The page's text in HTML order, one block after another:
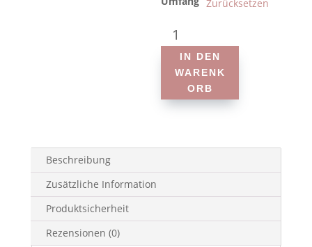
Zurücksetzen
Anita
-
6207
Style
IN DEN
WARENK
ORB
Beschreibung
Zusätzliche Information
Produktsicherheit
Rezensionen (0)